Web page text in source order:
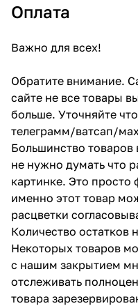
Оплата
Важно для всех!
Обратите внимание.
сайте не все товары
больше. Уточняйте
телеграмм/ватсап/
Большинство товаров
не нужно думать что
картинке. Это просто
именно этот товар
расцветки
Количество остатков
Некоторых товаров
с нашим закрытием
отслеживать
товара